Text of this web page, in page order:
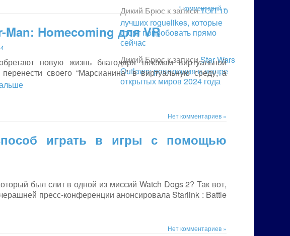
1 комментарий »
Homecoming для VR
новую жизнь благодаря шлемам виртуальной
своего “Марсианина” в виртуальную среду, а
Нет комментариев »
играть в игры с помощью
был слит в одной из миссий Watch Dogs 2? Так вот,
пресс-конференции анонсировала Starlink : Battle
Нет комментариев »
Дикий Брюс к записиТОП 10
лучших roguelikes, которые
стоит попробовать прямо
сейчас
Дикий Брюск записиStar Wars
Outlaws: революция в жанре
открытых миров 2024 года